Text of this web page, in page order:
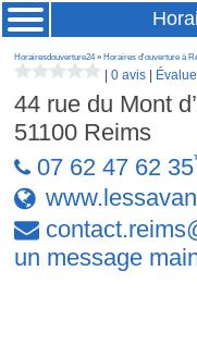
Horairesdouverture24» Horaires d'ouverture à
|0 avis
44 rue du Mont
51100 Reims
07 62 47 62 35
contact.reims
un message